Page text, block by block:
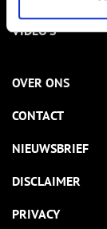
VIDEO’S
OVER ONS
CONTACT
NIEUWSBRIEF
DISCLAIMER
PRIVACY